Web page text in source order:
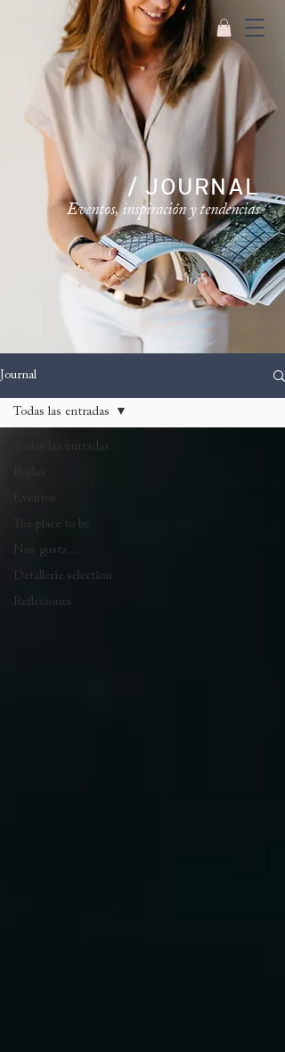
/ JOURNAL
Eventos, inspiración y tendencias
Journal
Todas las entradas
Eventos
The place to be
Nos gusta...
Detallerie selection
Reflexiones
Todas las entradas